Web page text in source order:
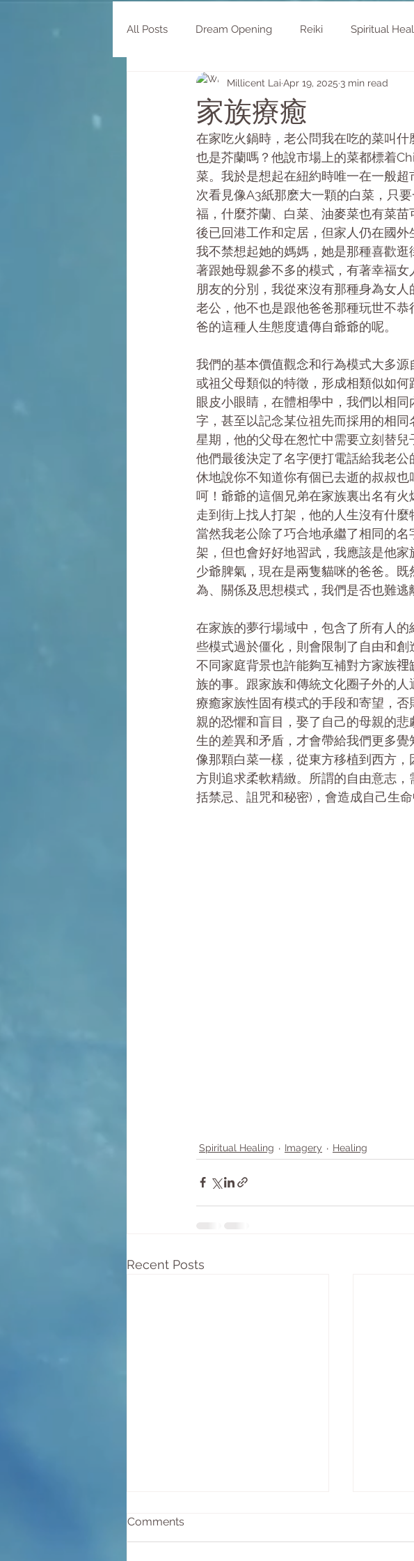
All Posts Dream Opening Reiki Spiritual
Morphology
家族療癒
Millicent Lai Apr 19, 2025 3 min read
在家吃火鍋時，老公問我在吃的菜叫
也是芥蘭嗎？他說市場上的菜都標着
菜。我於是想起在紐約時唯一在一般
次看見像A3紙那麽大一顆的白菜，只
福，什麼芥蘭、白菜、油麥菜也有菜
後已回港工作和定居，但家人仍在國
我不禁想起她的媽媽，她是那種喜歡
著跟她母親參不多的模式，有著幸福
朋友的分別，我從來沒有那種身為女
老公，他不也是跟他爸爸那種玩世不
爸的這種人生態度遺傳自爺爺的呢。
我們的基本價值觀念和行為模式大多
或祖父母類似的特徵，形成相類似如
眼皮小眼睛，在體相學中，我們以相
字，甚至以記念某位祖先而採用的相
星期，他的父母在怱忙中需要立刻替兒
他們最後決定了名字便打電話給我老
休地說你不知道你有個已去逝的叔叔
呵！爺爺的這個兄弟在家族裏出名有
走到街上找人打架，他的人生沒有什
當然我老公除了巧合地承繼了相同的
架，但也會好好地習武，我應該是他
少爺脾氣，現在是兩隻貓咪的爸爸。
為、關係及思想模式，我們是否也難逃
在家族的夢行場域中，包含了所有人
些模式過於僵化，則會限制了自由和
不同家庭背景也許能夠互補對方家族
族的事。跟家族和傳統文化圈子外的
療癒家族性固有模式的手段和寄望，
親的恐懼和盲目，娶了自己的母親的
生的差異和矛盾，才會帶給我們更多覺
像那顆白菜一樣，從東方移植到西方
方則追求柔軟精緻。所謂的自由意志
括禁忌、詛咒和秘密)，會造成自己生
Spiritual Healing Imagery Healing
Recent Posts
Comments